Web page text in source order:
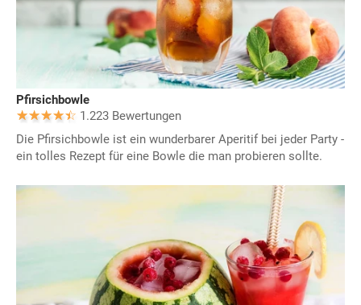
Pfirsichbowle
1.223 Bewertungen
Die Pfirsichbowle ist ein wunderbarer Aperitif bei jeder Party -
ein tolles Rezept für eine Bowle die man probieren sollte.